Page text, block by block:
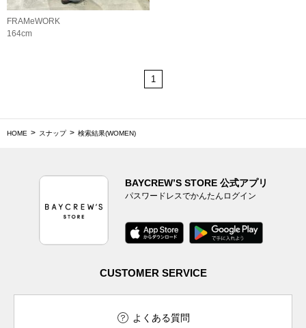
FRAMeWORK
164cm
1
HOME スナップ 検索結果(WOMEN)
BAYCREW’S STORE 公式アプリ
パスワードレスでかんたんログイン
CUSTOMER SERVICE
よくある質問